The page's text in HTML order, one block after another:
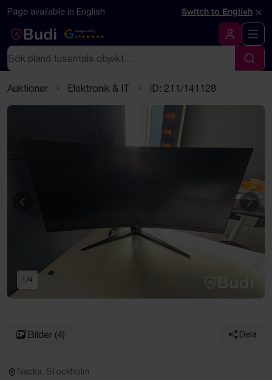
Hoppa till innehåll
Textbaserad (markdown) version av denna sida
Page available in English Switch to English ×
Google Rating
4.5
Logga in
Sök
Sök
Auktioner Elektronik & IT ID: 211/141128
Föregående
1 /4
Bilder (4) Dela
Nacka, Stockholm